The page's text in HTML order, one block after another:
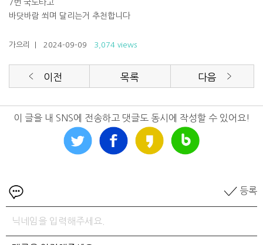
7번 국도타고
바닷바람 쐬며 달리는거 추천합니다
가으리 | 2024-09-09 3,074 views
이전 목록 다음
이 글을 내 SNS에 전송하고 댓글도 동시에 작성할 수 있어요!
등록